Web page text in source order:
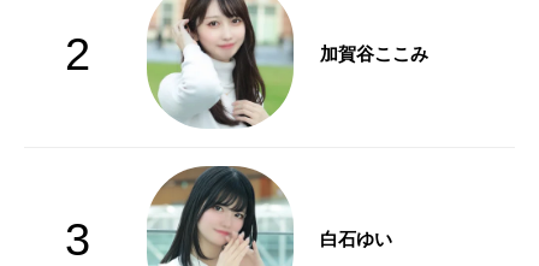
2 加賀谷ここみ
3 白石ゆい